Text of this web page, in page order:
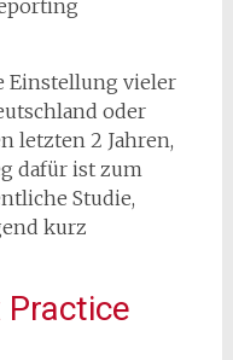
Einstellung vieler
oder
letzten 2 Jahren,
dafür ist zum
Studie,
kurz
Practice